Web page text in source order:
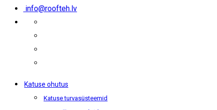
info@roofteh.lv
Katuse ohutus
Katuse turvasüsteemid